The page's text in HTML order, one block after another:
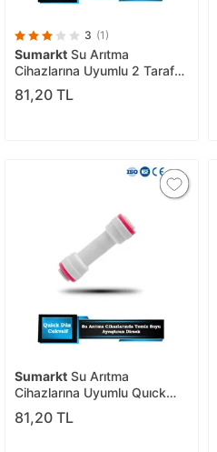
3 (1)
Sumarkt Su Arıtma
Cihazlarına Uyumlu 2 Taraf
Quıck Check Valfe (temi̇z Su
Ayriştirici Di̇rsek)
81,20 TL
Sumarkt Su Arıtma
Cihazlarına Uyumlu Quıck
Boru Check Valfe
81,20 TL